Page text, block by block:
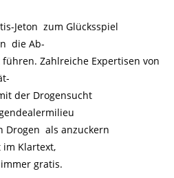
Jeton zum Glücksspiel
die Ab-
Zahlreiche Expertisen von
der Drogensucht
Drogen als anzuckern
Klartext,
gratis.